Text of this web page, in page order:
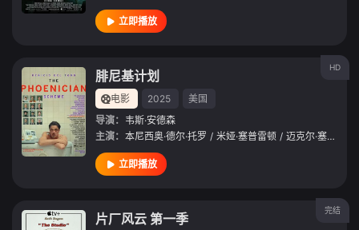
立即播放
HD
腓尼基计划
电影 2025
美国
导演： 韦斯·安德森
主演： 本尼西奥·德尔·托罗 / 米娅·塞普雷顿 / 迈克尔·塞拉
立即播放
完结
片厂风云 第一季